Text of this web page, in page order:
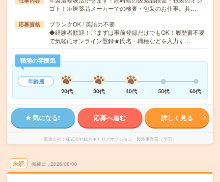
ゴト！≫医薬品メーカーでの検査・包装のお仕事。具…
応募資格
ブランクOK / 英語力不要
◆経験者歓迎！〇まずは事前登録だけでもOK！履歴書不要
で気軽にオンライン登録★氏名・職種などを入力す…
職場の雰囲気
年齢層
20代
30代 40代 50代 60代
気になる! 応募へ進む 詳しく見る
派遣会社 株式会社綜合キャリアオプション 製造事業部（全国）
未読 掲載日 2026/08/08